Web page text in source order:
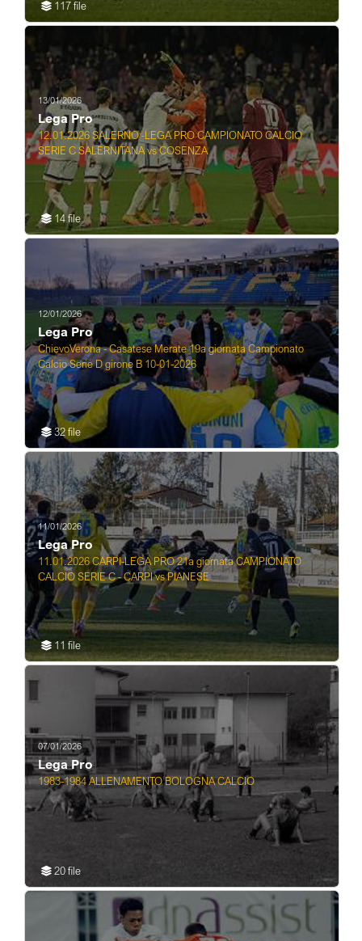
117 file
13/01/2026
Lega Pro
12.01.2026 SALERNO -LEGA PRO CAMPIONATO CALCIO
SERIE C SALERNITANA vs COSENZA
14 file
12/01/2026
Lega Pro
ChievoVerona - Casatese Merate 19a giornata Campionato
Calcio Serie D girone B 10-01-2026
32 file
11/01/2026
Lega Pro
11.01.2026 CARPI-LEGA PRO 21a giornata CAMPIONATO
CALCIO SERIE C - CARPI vs PIANESE
11 file
07/01/2026
Lega Pro
1983-1984 ALLENAMENTO BOLOGNA CALCIO
20 file